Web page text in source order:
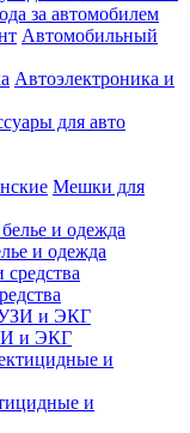
за автомобилем
Автомобильный
Автоэлектроника и
для авто
Мешки для
и одежда
и ЭКГ
и